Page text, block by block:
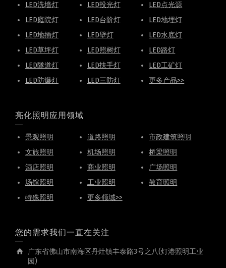
LED洗墙灯 LED投光灯
LED点光源
LED庭院灯
LED台阶灯
LED地埋灯
LED地插灯
LED壁灯
LED水底灯
LED草坪灯
LED照树灯
LED路灯
LED隧道灯
LED扶手灯
LED工矿灯
LED防爆灯
LED三防灯 更多产品>>
亮化照明应用领域
景观照明 道路照明
市政建筑照明
文旅照明
机场照明
桥梁照明
酒店照明
商业照明
广场照明
场馆照明
工业照明
教育照明
特殊照明
更多领域>>
您的需求我们一直在关注
广东省佛山市南海区丹灶镇丰泰路3号之八(灯港照明工业
园)